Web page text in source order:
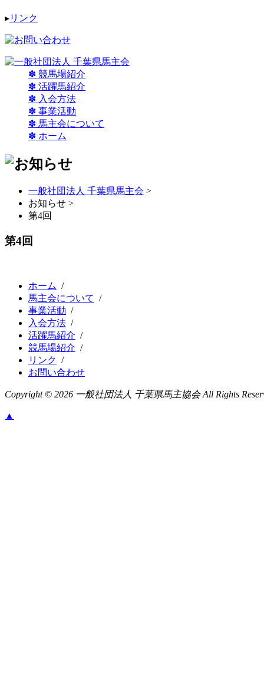
▸リンク
✽ 競馬場紹介
✽ 活躍馬紹介
✽ 入会方法
✽ 事業活動
✽ 馬主会について
✽ ホーム
一般社団法人 千葉県馬主会 >
お知らせ >
第4回
第4回
ホーム /
馬主会について /
事業活動 /
入会方法 /
活躍馬紹介 /
競馬場紹介 /
リンク /
お問い合わせ
Copyright © 2026 一般社団法人 千葉県馬主協会 All Rights
▲